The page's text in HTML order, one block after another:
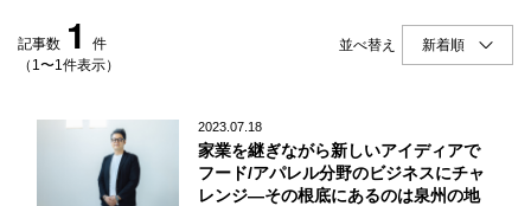
ニュース＆イベント
データ
SERVICE
初めての方へ
ログイン
会員登録
記事数 1
件
（1〜1件表示）
並べ替え
2023.07.18
家業を継ぎながら新しいアイディアで
フード/アパレル分野のビジネスにチャ
レンジ―その根底にあるのは泉州の地